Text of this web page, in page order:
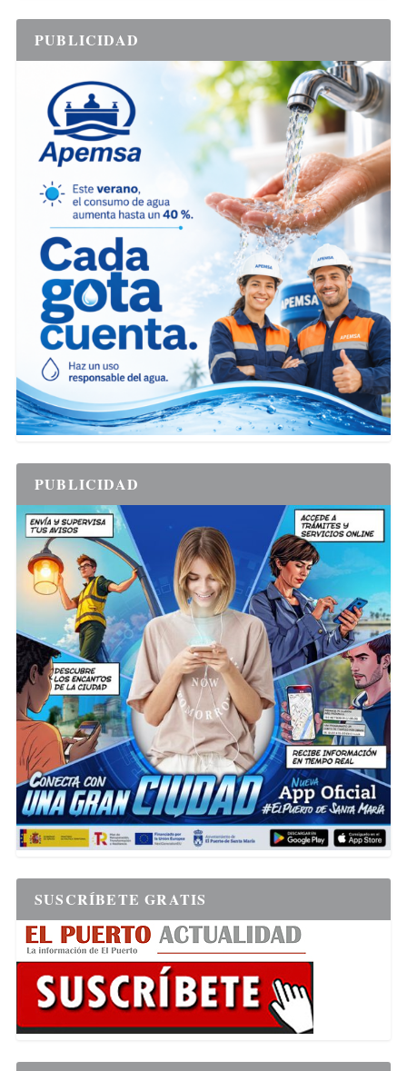
PUBLICIDAD
PUBLICIDAD
SUSCRÍBETE GRATIS